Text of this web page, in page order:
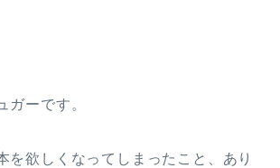
ガーです。
を欲しくなってしまったこと、あり